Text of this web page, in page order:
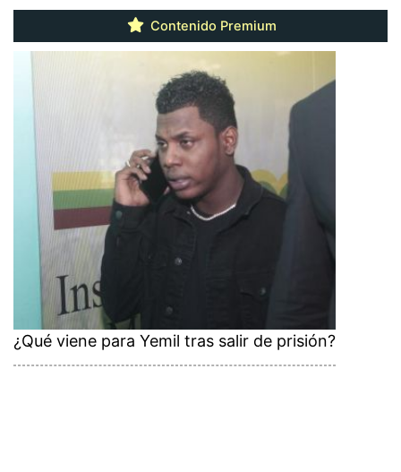
Contenido Premium
¿Qué viene para Yemil tras salir de prisión?